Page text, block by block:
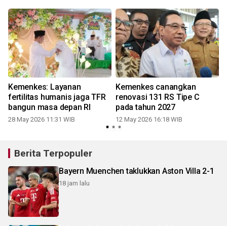
Kemenkes: Layanan
fertilitas humanis jaga TFR
bangun masa depan RI
28 May 2026 11:31 WIB
Kemenkes canangkan
renovasi 131 RS Tipe C
pada tahun 2027
12 May 2026 16:18 WIB
Berita Terpopuler
Bayern Muenchen taklukkan Aston Villa 2-1
18 jam lalu